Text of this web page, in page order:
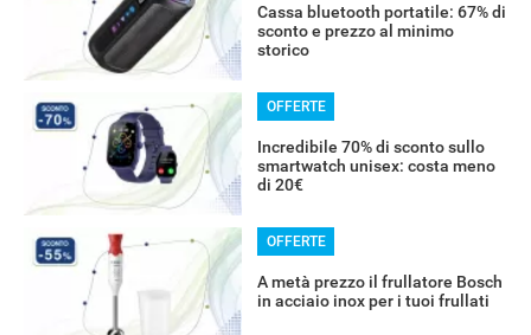
Cassa bluetooth portatile: 67% di
sconto e prezzo al minimo
storico
OFFERTE
Incredibile 70% di sconto sullo
smartwatch unisex: costa meno
di 20€
OFFERTE
A metà prezzo il frullatore Bosch
in acciaio inox per i tuoi frullati